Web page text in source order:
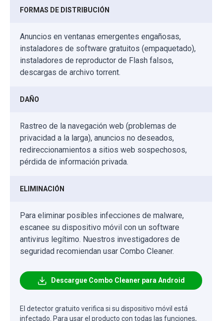
FORMAS DE DISTRIBUCIÓN
Anuncios en ventanas emergentes engañosas,
instaladores de software gratuitos (empaquetado),
instaladores de reproductor de Flash falsos,
descargas de archivo torrent.
DAÑO
Rastreo de la navegación web (problemas de
privacidad a la larga), anuncios no deseados,
redireccionamientos a sitios web sospechosos,
pérdida de información privada.
ELIMINACIÓN
Para eliminar posibles infecciones de malware,
escanee su dispositivo móvil con un software
antivirus legítimo. Nuestros investigadores de
seguridad recomiendan usar Combo Cleaner.
Descargue Combo Cleaner para Android
El detector gratuito verifica si su dispositivo móvil está
infectado. Para usar el producto con todas las funciones,